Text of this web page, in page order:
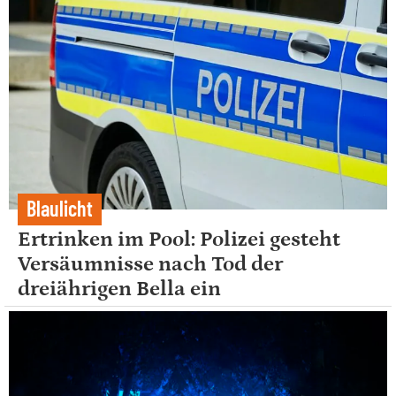
Blaulicht
Ertrinken im Pool: Polizei gesteht
Versäumnisse nach Tod der
dreiährigen Bella ein